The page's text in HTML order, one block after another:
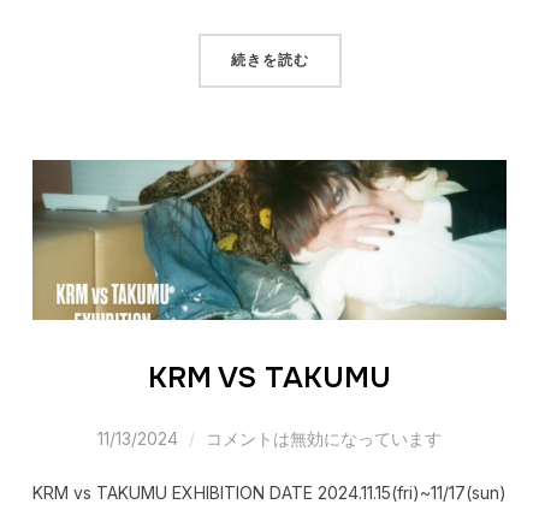
続きを読む
KRM VS TAKUMU
11/13/2024 コメントは無効になっています
KRM vs TAKUMU EXHIBITION DATE 2024.11.15(fri)~11/17(sun)